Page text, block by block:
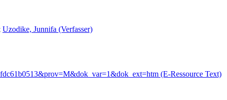
Uzodike, Junnifa (Verfasser)
(E-Ressource Text)